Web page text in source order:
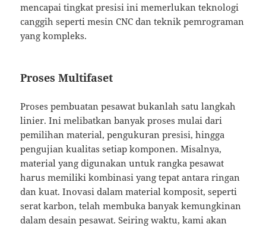
mencapai tingkat presisi ini memerlukan teknologi
canggih seperti mesin CNC dan teknik pemrograman
yang kompleks.
Proses Multifaset
Proses pembuatan pesawat bukanlah satu langkah
linier. Ini melibatkan banyak proses mulai dari
pemilihan material, pengukuran presisi, hingga
pengujian kualitas setiap komponen. Misalnya,
material yang digunakan untuk rangka pesawat
harus memiliki kombinasi yang tepat antara ringan
dan kuat. Inovasi dalam material komposit, seperti
serat karbon, telah membuka banyak kemungkinan
dalam desain pesawat. Seiring waktu, kami akan